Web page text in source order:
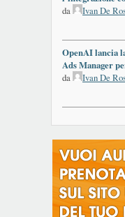
da
Ivan De
OpenAI lancia
Ads Manager
da
Ivan De